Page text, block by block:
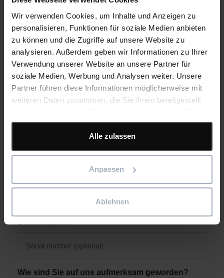
Wir verwenden Cookies, um Inhalte und Anzeigen zu
personalisieren, Funktionen für soziale Medien anbieten
zu können und die Zugriffe auf unsere Website zu
analysieren. Außerdem geben wir Informationen zu Ihrer
Verwendung unserer Website an unsere Partner für
soziale Medien, Werbung und Analysen weiter. Unsere
Partner führen diese Informationen möglicherweise mit
weiteren Daten zusammen, die Sie ihnen bereitgestellt
haben oder die sie im Rahmen Ihrer Nutzung der Dienste
gesammelt haben.
Alle zulassen
Anpassen
Ablehnen
Email
Firma *
Seriennummer
Wie sind Sie auf uns aufmerksam geworden?